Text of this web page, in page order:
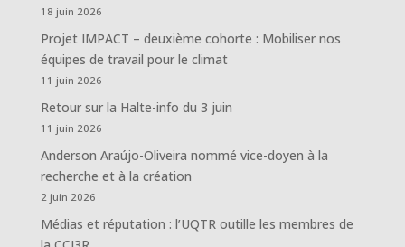
18 juin 2026
Projet IMPACT – deuxième cohorte : Mobiliser nos
équipes de travail pour le climat
11 juin 2026
Retour sur la Halte-info du 3 juin
11 juin 2026
Anderson Araújo-Oliveira nommé vice-doyen à la
recherche et à la création
2 juin 2026
Médias et réputation : l’UQTR outille les membres de